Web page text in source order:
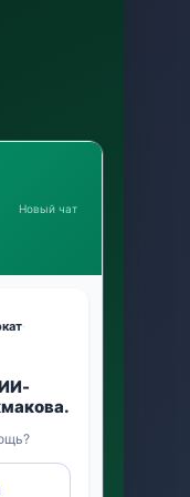
Новый чат
·